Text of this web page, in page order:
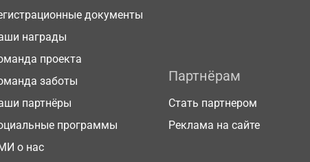
документы
награды
проекта
заботы
партнёры
программы
о нас
Партнёрам
Стать партнером
Реклама на сайте